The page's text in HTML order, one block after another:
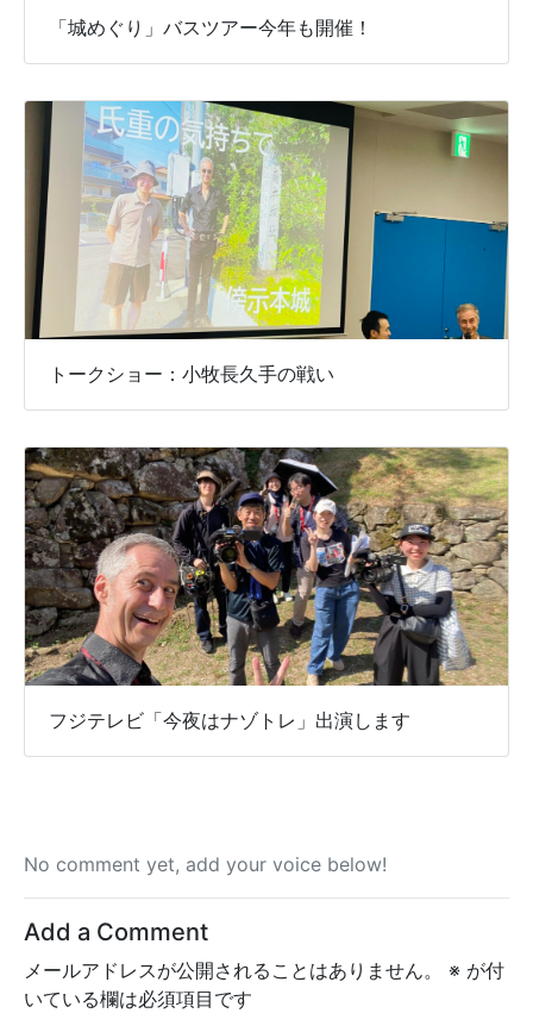
「城めぐり」バスツアー今年も開催！
トークショー：小牧長久手の戦い
フジテレビ「今夜はナゾトレ」出演します
No comment yet, add your voice below!
Add a Comment
メールアドレスが公開されることはありません。 ※ が付
いている欄は必須項目です